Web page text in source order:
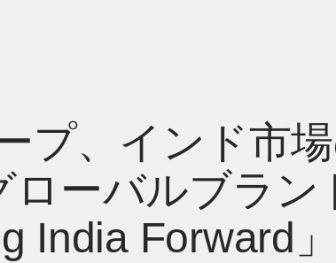
プ、インド市
ローバルブラン
India Forward